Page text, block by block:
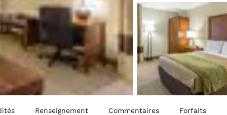
India New
English
Renseignement Commentaires Forfaits